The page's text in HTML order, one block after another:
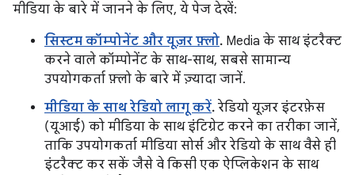
मीडिया के बारे में जानने के लिए, ये पेज देखें:
सिस्टम कॉम्पोनेंट और यूज़र फ़्लो. Media के साथ इंटरैक्ट
करने वाले कॉम्पोनेंट के साथ-साथ, सबसे सामान्य
उपयोगकर्ता फ़्लो के बारे में ज़्यादा जानें.
मीडिया के साथ रेडियो लागू करें. रेडियो यूज़र इंटरफ़ेस
(यूआई) को मीडिया के साथ इंटिग्रेट करने का तरीका जानें,
ताकि उपयोगकर्ता मीडिया सोर्स और रेडियो के साथ वैसे ही
इंटरैक्ट कर सकें जैसे वे किसी एक ऐप्लिकेशन के साथ